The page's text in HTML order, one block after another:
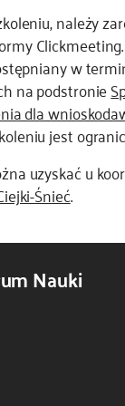
należy
w
na podstronie
dla
jest
uzyskać u
Śnieć.
Nauki